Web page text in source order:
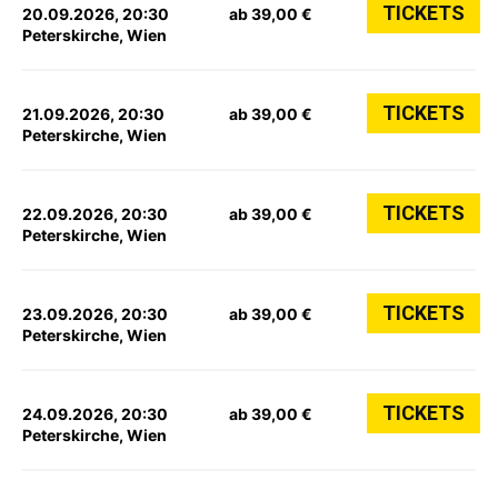
20.09.2026, 20:30
Peterskirche, Wien
ab 39,00 € TICKETS
21.09.2026, 20:30
Peterskirche, Wien
ab 39,00 € TICKETS
22.09.2026, 20:30
Peterskirche, Wien
ab 39,00 € TICKETS
23.09.2026, 20:30
Peterskirche, Wien
ab 39,00 € TICKETS
24.09.2026, 20:30
Peterskirche, Wien
ab 39,00 € TICKETS